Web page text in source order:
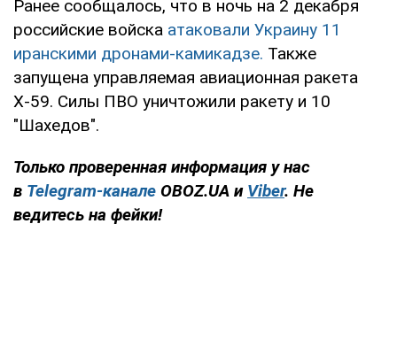
Ранее сообщалось, что в ночь на 2 декабря
российские войска атаковали Украину 11
иранскими дронами-камикадзе. Также
запущена управляемая авиационная ракета
Х-59. Силы ПВО уничтожили ракету и 10
"Шахедов".
Только проверенная информация у нас
в Telegram-канале OBOZ.UA и Viber. Не
ведитесь на фейки!